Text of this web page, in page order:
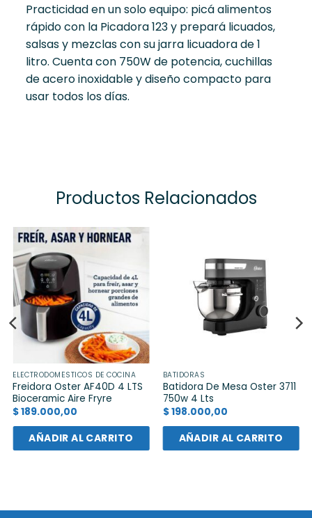
Practicidad en un solo equipo: picá alimentos
rápido con la Picadora 123 y prepará licuados,
salsas y mezclas con su jarra licuadora de 1
litro. Cuenta con 750W de potencia, cuchillas
de acero inoxidable y diseño compacto para
usar todos los días.
Productos Relacionados
ELECTRODOMÉSTICOS DE COCINA
Freidora Oster AF40D 4 LTS
Bioceramic Aire Fryre
$189.000,00
AÑADIR AL CARRITO
BATIDORAS
Batidora De Mesa Oster 3711
750w 4 Lts
$198.000,00
AÑADIR AL CARRITO